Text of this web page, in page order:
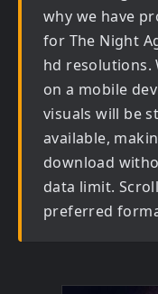
why we have
for The Night
hd resolutions.
on a mobile
visuals will be
available,
download
data limit.
preferred